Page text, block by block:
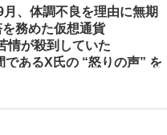
、体調不良を理由に無期
務めた仮想通貨
情が殺到していた
あるX氏の “怒りの声” を